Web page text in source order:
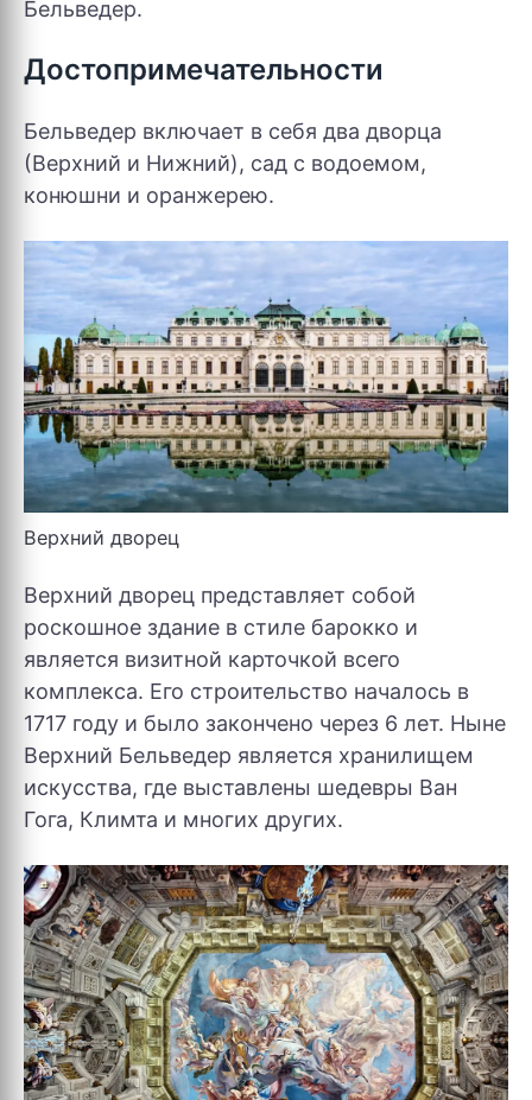
Бельведер.
Достопримечательности
Бельведер включает в себя два дворца
(Верхний и Нижний), сад с водоемом,
конюшни и оранжерею.
Верхний дворец
Верхний дворец представляет собой
роскошное здание в стиле барокко и
является визитной карточкой всего
комплекса. Его строительство началось в
1717 году и было закончено через 6 лет. Ныне
Верхний Бельведер является хранилищем
искусства, где выставлены шедевры Ван
Гога, Климта и многих других.